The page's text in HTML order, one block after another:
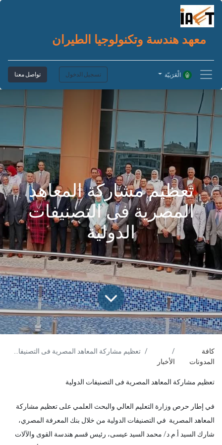
معهد هندسة وتكنولوجيا الطيران
تسجيل الدخول تواصل معنا الْعَرَبيّة
تعظيم مشاركة المعاهد
المصرية فى التصنيفات
الدولية
كافة
المدونات
الأخبار
تعظيم مشاركة المعاهد المصرية فى التصنيفات الدولية
تعظيم مشاركة المعاهد المصرية فى التصنيفات الدولية
في إطار حرص وزارة التعليم العالي والبحث العلمي على تعظيم مشاركة
المعاهد المصرية في التصنيفات الدولية من خلال بنك المعرفة المصري،
شارك السيد أ.م.د/ محمد السيد عيسى، رئيس قسم هندسة القوى والآلات